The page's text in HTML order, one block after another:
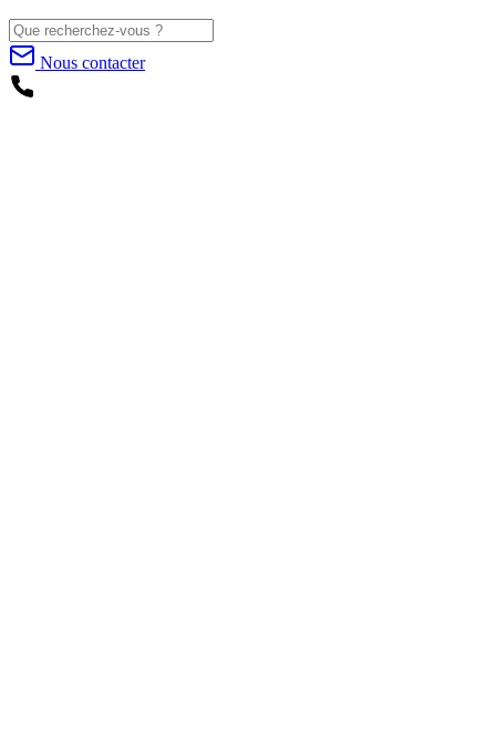
Nous contacter